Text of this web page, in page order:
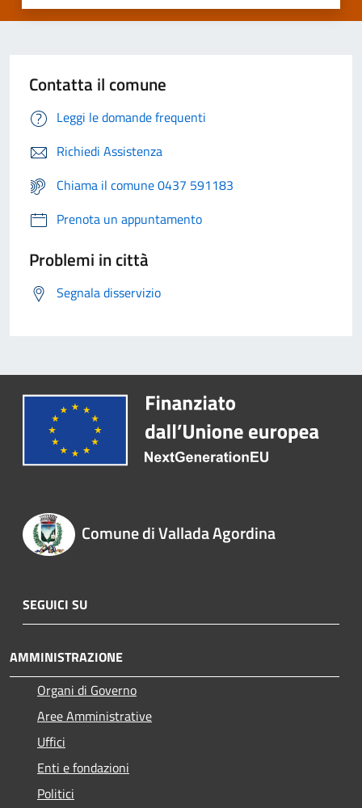
Contatta il comune
Leggi le domande frequenti
Richiedi Assistenza
Chiama il comune 0437 591183
Prenota un appuntamento
Problemi in città
Segnala disservizio
Comune di Vallada Agordina
SEGUICI SU
AMMINISTRAZIONE
Organi di Governo
Aree Amministrative
Uffici
Enti e fondazioni
Politici